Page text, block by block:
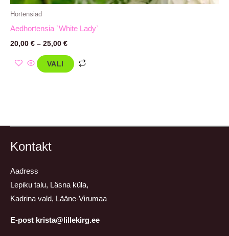
Hortensiad
Aedhortensia `White Lady`
20,00 € – 25,00 €
VALI
Kontakt
Aadress
Lepiku talu, Läsna küla,
Kadrina vald, Lääne-Virumaa
E-post krista@lillekirg.ee